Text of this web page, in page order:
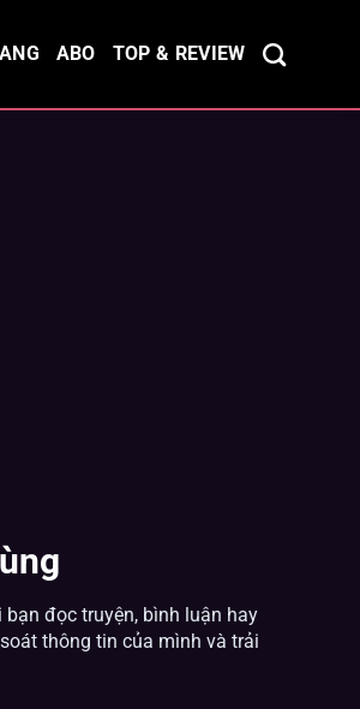
ABO TOP & REVIEW
đọc truyện, bình luận hay
thông tin của mình và trải